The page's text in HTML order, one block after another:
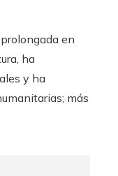
en
ha
y ha
más